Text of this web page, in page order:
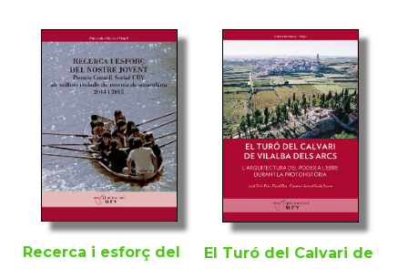
Recerca i esforç del El Turó del Calvari de